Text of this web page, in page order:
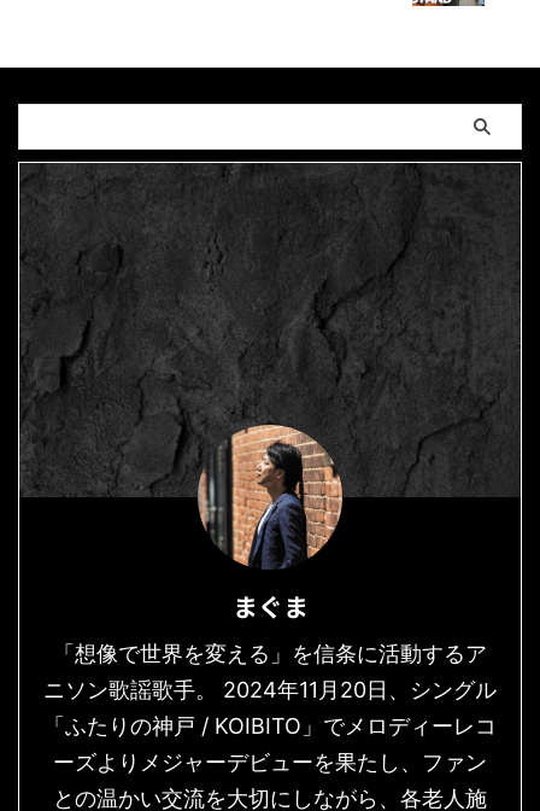
まぐま
「想像で世界を変える」を信条に活動するア
ニソン歌謡歌手。 2024年11月20日、シングル
「ふたりの神戸 / KOIBITO」でメロディーレコ
ーズよりメジャーデビューを果たし、ファン
との温かい交流を大切にしながら、各老人施